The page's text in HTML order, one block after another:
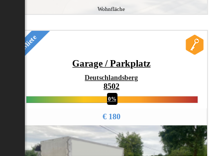
Wohnfläche
Garage / Parkplatz
Deutschlandsberg
8502
0%
Miete
€ 180